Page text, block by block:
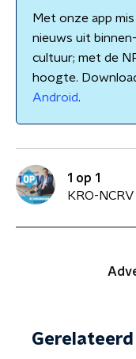
Met onze app
nieuws uit
cultuur; met de
hoogte.
Android.
1 op 1
KRO-NCRV
Gerelateerd